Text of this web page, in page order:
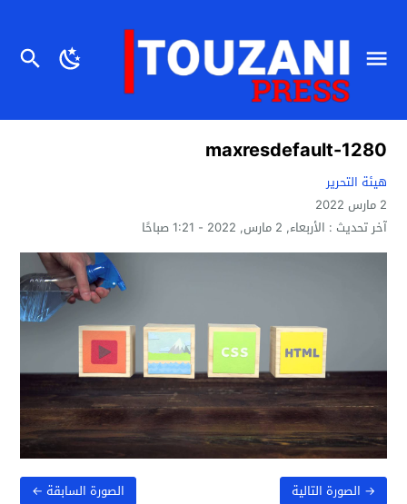
1280-maxresdefault
هيئة التحرير
2 مارس 2022
آخر تحديث : الأربعاء, 2 مارس, 2022 - 1:21 صباحًا
الصورة السابقة ← → الصورة التالية